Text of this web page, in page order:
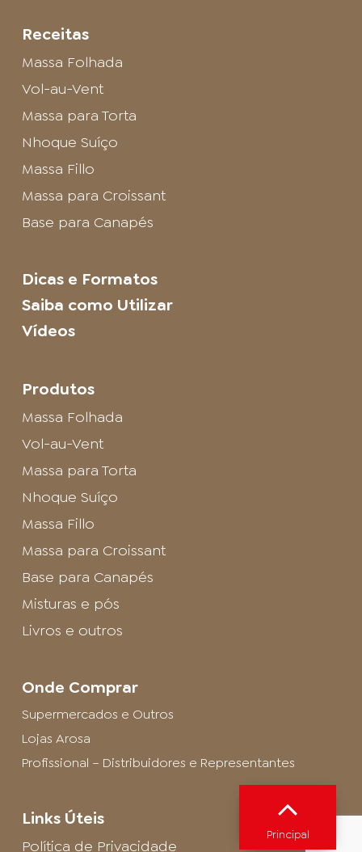
Receitas
Massa Folhada
Vol-au-Vent
Massa para Torta
Nhoque Suíço
Massa Fillo
Massa para Croissant
Base para Canapés
Dicas e Formatos
Saiba como Utilizar
Vídeos
Produtos
Massa Folhada
Vol-au-Vent
Massa para Torta
Nhoque Suíço
Massa Fillo
Massa para Croissant
Base para Canapés
Misturas e pós
Livros e outros
Onde Comprar
Supermercados e Outros
Lojas Arosa
Profissional – Distribuidores e Representantes
Links Úteis
Política de Privacidade
Principal